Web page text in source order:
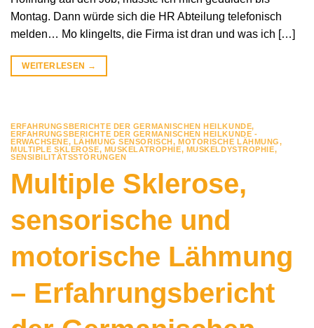
Montag. Dann würde sich die HR Abteilung telefonisch
melden… Mo klingelts, die Firma ist dran und was ich […]
WEITERLESEN →
ERFAHRUNGSBERICHTE DER GERMANISCHEN HEILKUNDE,
ERFAHRUNGSBERICHTE DER GERMANISCHEN HEILKUNDE -
ERWACHSENE, LÄHMUNG SENSORISCH, MOTORISCHE LÄHMUNG,
MULTIPLE SKLEROSE, MUSKELATROPHIE, MUSKELDYSTROPHIE,
SENSIBILITÄTSSTÖRUNGEN
Multiple Sklerose,
sensorische und
motorische Lähmung
– Erfahrungsbericht